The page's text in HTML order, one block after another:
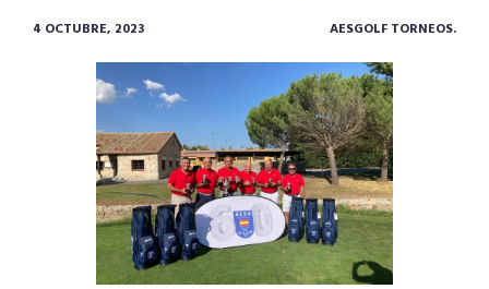
4 OCTUBRE, 2023 AESGOLF TORNEOS.